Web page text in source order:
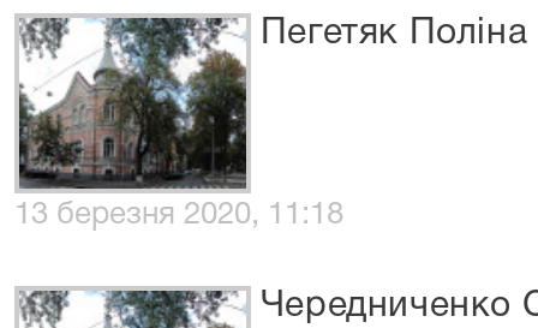
Пегетяк
13 березня 2020, 11:18
Чередниченко